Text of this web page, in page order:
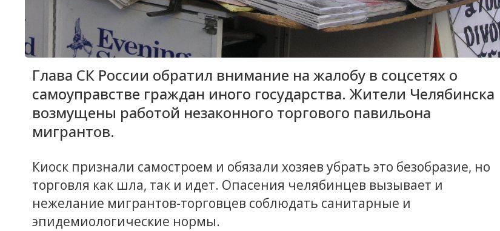
Глава СК России обратил внимание на жалобу в соцсетях о
самоуправстве граждан иного государства. Жители Челябинска
возмущены работой незаконного торгового павильона
мигрантов.
Киоск признали самостроем и обязали хозяев убрать это безобразие, но
торговля как шла, так и идет. Опасения челябинцев вызывает и
нежелание мигрантов-торговцев соблюдать санитарные и
эпидемиологические нормы.